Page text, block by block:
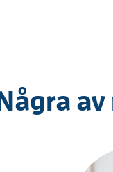
Några